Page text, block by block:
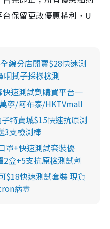
保留更改優惠權利，U
線分店開賣$28快速測
拭子採樣檢測
快速測試劑購買平台一
寧/阿布泰/HKTVmall
特賣城$15快速抗原測
3支檢測棒
罩+快速測試套裝優
盒+5支抗原檢測試劑
$18快速測試套裝 現貨
病毒